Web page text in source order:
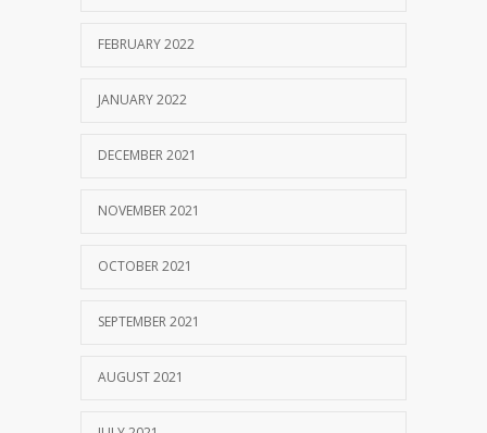
FEBRUARY 2022
JANUARY 2022
DECEMBER 2021
NOVEMBER 2021
OCTOBER 2021
SEPTEMBER 2021
AUGUST 2021